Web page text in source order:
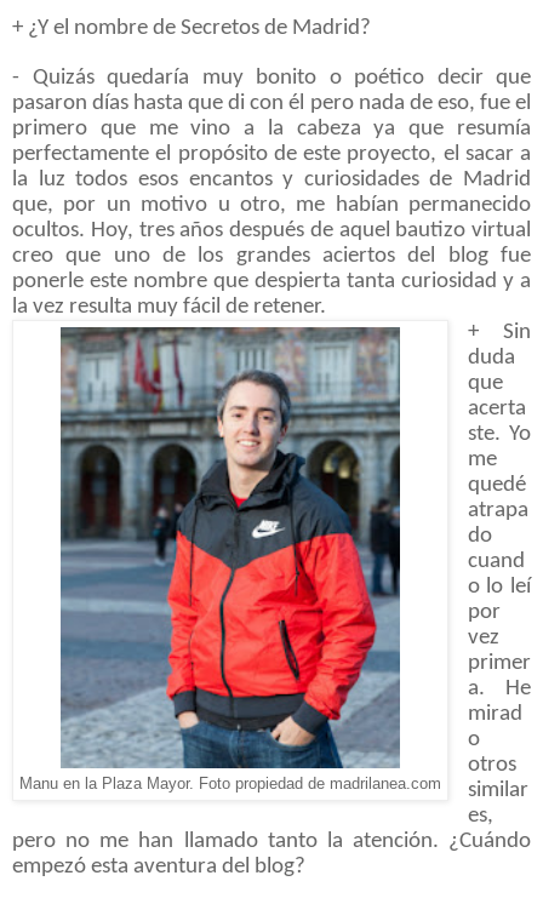
+ ¿Y el nombre de Secretos de Madrid?
- Quizás quedaría muy bonito o poético decir que
pasaron días hasta que di con él pero nada de eso, fue el
primero que me vino a la cabeza ya que resumía
perfectamente el propósito de este proyecto, el sacar a
la luz todos esos encantos y curiosidades de Madrid
que, por un motivo u otro, me habían permanecido
ocultos. Hoy, tres años después de aquel bautizo virtual
creo que uno de los grandes aciertos del blog fue
ponerle este nombre que despierta tanta curiosidad y a
la vez resulta muy fácil de retener.
Manu en la Plaza Mayor. Foto propiedad de madrilanea.com
+ Sin
duda
que
acerta
ste. Yo
me
quedé
atrapa
do
cuand
o lo leí
por
vez
primer
a. He
mirad
o
otros
similar
es,
pero no me han llamado tanto la atención. ¿Cuándo
empezó esta aventura del blog?